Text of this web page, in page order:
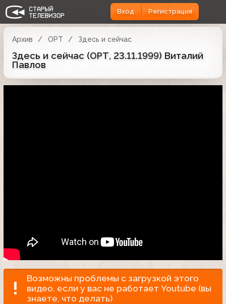
Вход Регистрация
Архив ОРТ Здесь и сейчас
Здесь и сейчас (ОРТ, 23.11.1999) Виталий
Павлов
Возможны проблемы с загрузкой этого
видео, если у вас не работает Youtube (вы
знаете, что делать)